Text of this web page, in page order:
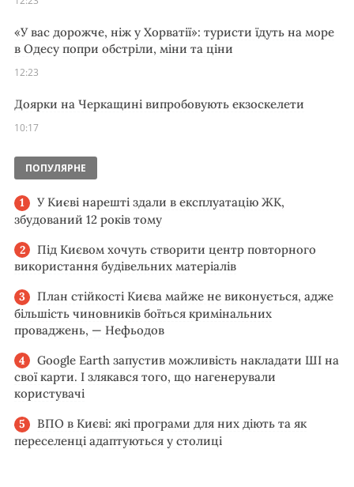
«У вас дорожче, ніж у Хорватії»: туристи їдуть на море
в Одесу попри обстріли, міни та ціни
12:23
Доярки на Черкащині випробовують екзоскелети
10:17
ПОПУЛЯРНЕ
У Києві нарешті здали в експлуатацію ЖК,
збудований 12 років тому
Під Києвом хочуть створити центр повторного
використання будівельних матеріалів
План стійкості Києва майже не виконується, адже
більшість чиновників боїться кримінальних
проваджень, — Нефьодов
Google Earth запустив можливість накладати ШІ на
свої карти. І злякався того, що нагенерували
користувачі
ВПО в Києві: які програми для них діють та як
переселенці адаптуються у столиці